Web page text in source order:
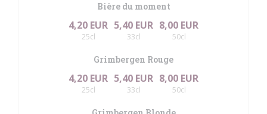
Bière du moment
4,20 EUR
25cl
5,40 EUR
33cl
8,00 EUR
50cl
Grimbergen Rouge
4,20 EUR
25cl
5,40 EUR
33cl
8,00 EUR
50cl